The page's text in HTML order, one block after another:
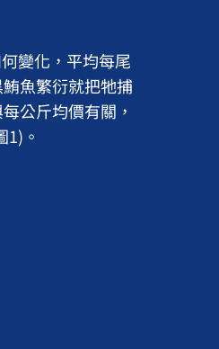
變化，平均每尾
魚繁衍就把牠捕
公斤均價有關，
。